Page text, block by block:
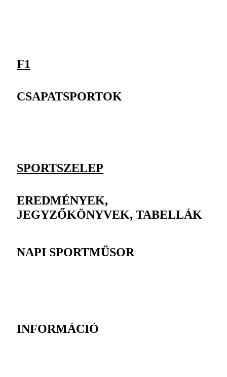
F1
CSAPATSPORTOK
SPORTSZELEP
EREDMÉNYEK,
JEGYZŐKÖNYVEK, TABELLÁK
NAPI SPORTMŰSOR
INFORMÁCIÓ